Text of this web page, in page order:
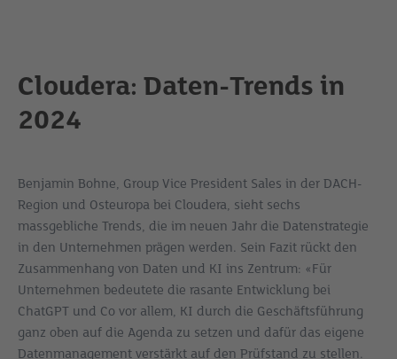
Cloudera: Daten-Trends in
2024
Benjamin Bohne, Group Vice President Sales in der DACH-
Region und Osteuropa bei Cloudera, sieht sechs
massgebliche Trends, die im neuen Jahr die Datenstrategie
in den Unternehmen prägen werden. Sein Fazit rückt den
Zusammenhang von Daten und KI ins Zentrum: «Für
Unternehmen bedeutete die rasante Entwicklung bei
ChatGPT und Co vor allem, KI durch die Geschäftsführung
ganz oben auf die Agenda zu setzen und dafür das eigene
Datenmanagement verstärkt auf den Prüfstand zu stellen.